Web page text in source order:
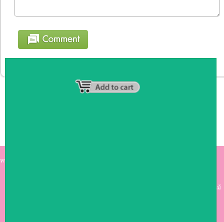
หน้าหลัก
คาร์เตอร์ เฟอร์นิเจอร์ ซุ้มไม้